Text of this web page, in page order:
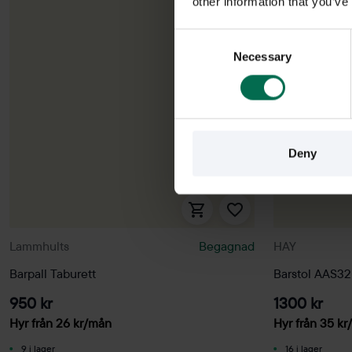
Necessary
Deny
Lammhults
Begagnad
Barpall Taburett
950 kr
Hyr från 26 kr/mån
9 i lager
HAY
Barstol AAS32
1300 kr
Hyr från 35 kr
16 i lager